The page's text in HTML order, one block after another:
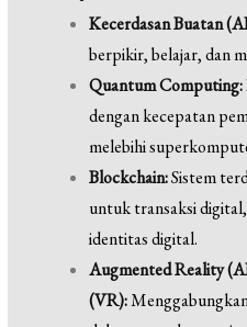
Kecerdasan Buatan
berpikir, belajar, dan
Quantum Computing:
dengan kecepatan
melebihi
Blockchain:Sistem
untuk transaksi
identitas digital.
Augmented Reality
(VR):